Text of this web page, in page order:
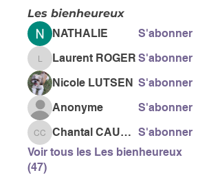
Les bienheureux
NATHALIE
S'abonner
Laurent ROGER
Laurent ROGER S'abonner
Nicole LUTSEN S'abonner
Anonyme
S'abonner
Chantal CAUSSE Chantal CAUSSE S'abonner
Voir tous les Les bienheureux
(47)